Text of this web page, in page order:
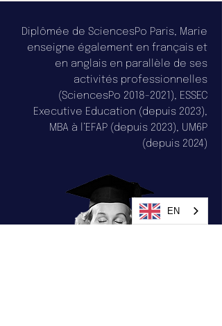
Diplômée de SciencesPo Paris, Marie
enseigne également en français et
en anglais en parallèle de ses
activités professionnelles
(SciencesPo 2018-2021), ESSEC
Executive Education (depuis 2023),
MBA à l’EFAP (depuis 2023), UM6P
(depuis 2024)
EN